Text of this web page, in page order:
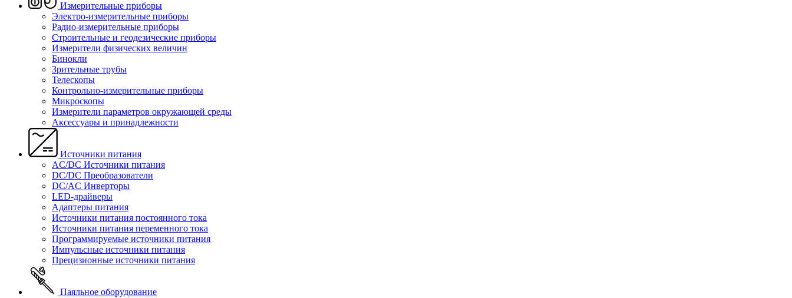
Измерительные приборы
Электро-измерительные приборы
Радио-измерительные приборы
Строительные и геодезические приборы
Измерители физических величин
Бинокли
Зрительные трубы
Телескопы
Контрольно-измерительные приборы
Микроскопы
Измерители параметров окружающей среды
Аксессуары и принадлежности
Источники питания
AC/DC Источники питания
DC/DC Преобразователи
DC/AC Инверторы
LED-драйверы
Адаптеры питания
Источники питания постоянного тока
Источники питания переменного тока
Программируемые источники питания
Импульсные источники питания
Прецизионные источники питания
Паяльное оборудование